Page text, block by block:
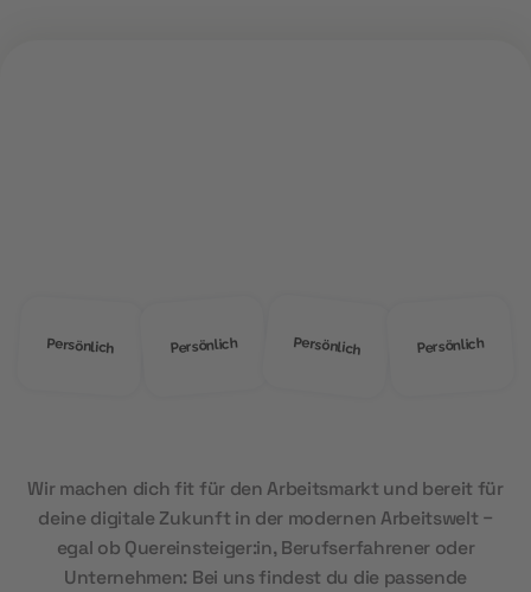
Persönlich Persönlich Persönlich Persönlich
Wir machen dich fit für den Arbeitsmarkt und bereit für
deine digitale Zukunft in der modernen Arbeitswelt –
egal ob Quereinsteiger:in, Berufserfahrener oder
Unternehmen: Bei uns findest du die passende